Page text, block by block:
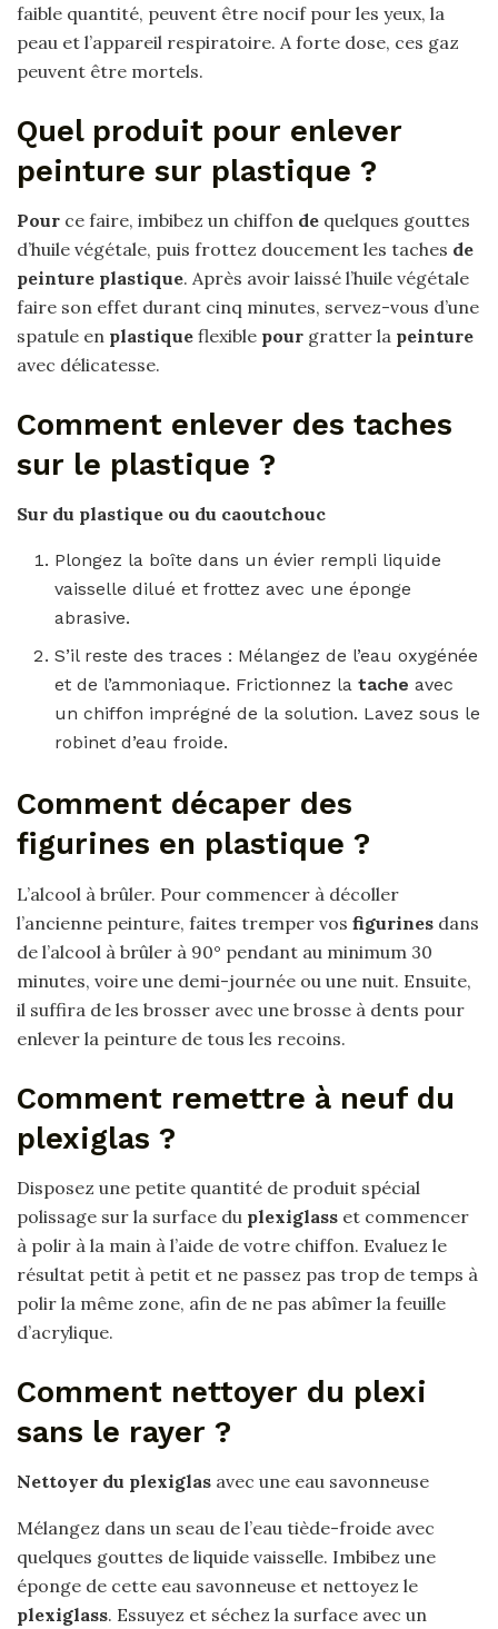
faible quantité, peuvent être nocif pour les yeux, la
peau et l’appareil respiratoire. A forte dose, ces gaz
peuvent être mortels.
Quel produit pour enlever
peinture sur plastique ?
Pour ce faire, imbibez un chiffon de quelques gouttes
d’huile végétale, puis frottez doucement les taches de
peinture plastique. Après avoir laissé l’huile végétale
faire son effet durant cinq minutes, servez-vous d’une
spatule en plastique flexible pour gratter la peinture
avec délicatesse.
Comment enlever des taches
sur le plastique ?
Sur du plastique ou du caoutchouc
Plongez la boîte dans un évier rempli liquide
vaisselle dilué et frottez avec une éponge
abrasive.
S’il reste des traces : Mélangez de l’eau oxygénée
et de l’ammoniaque. Frictionnez latacheavec
un chiffon imprégné de la solution. Lavez sous le
robinet d’eau froide.
Comment décaper des
figurines en plastique ?
L’alcool à brûler. Pour commencer à décoller
l’ancienne peinture, faites tremper vos figurines dans
de l’alcool à brûler à 90° pendant au minimum 30
minutes, voire une demi-journée ou une nuit. Ensuite,
il suffira de les brosser avec une brosse à dents pour
enlever la peinture de tous les recoins.
Comment remettre à neuf du
plexiglas ?
Disposez une petite quantité de produit spécial
polissage sur la surface du plexiglass et commencer
à polir à la main à l’aide de votre chiffon. Evaluez le
résultat petit à petit et ne passez pas trop de temps à
polir la même zone, afin de ne pas abîmer la feuille
d’acrylique.
Comment nettoyer du plexi
sans le rayer ?
Nettoyer du plexiglas avec une eau savonneuse
Mélangez dans un seau de l’eau tiède-froide avec
quelques gouttes de liquide vaisselle. Imbibez une
éponge de cette eau savonneuse et nettoyez le
plexiglass. Essuyez et séchez la surface avec un